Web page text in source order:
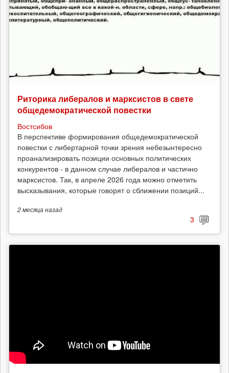
Риторика либералов и марксистов в свете
общедемократической повестки
Востсибов
В перспективе формирования общедемократической
повестки с либертарной точки зрения небезынтересно
проанализировать позиции основных политических
конкурентов - в данном случае либералов и частично
марксистов. Так, в апреле 2026 года можно отметить
высказывания, которые говорят о сближении позиций...
2 месяца назад
3